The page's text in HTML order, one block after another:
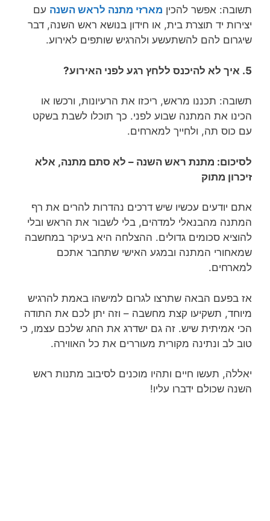
תשובה: אפשר להכין מארזי מתנה לראש השנה עם
יצירות יד תוצרת בית, או חידון בנושא ראש השנה, דבר
שיגרום להם להשתעשע ולהרגיש שותפים לאירוע.
5. איך לא להיכנס ללחץ רגע לפני האירוע?
תשובה: תכננו מראש, ריכזו את הרעיונות, ורכשו או
הכינו את המתנה שבוע לפני. כך תוכלו לשבת בשקט
עם כוס תה, ולחייך למארחים.
לסיכום: מתנת ראש השנה – לא סתם מתנה, אלא
זיכרון מתוק
אתם יודעים עכשיו שיש דרכים נהדרות להרים את רף
המתנה מהבנאלי למדהים, בלי לשבור את הראש ובלי
להוציא סכומים גדולים. ההצלחה היא בעיקר במחשבה
שמאחורי המתנה ובמגע האישי שתחבר אתכם
למארחים.
אז בפעם הבאה שתרצו לגרום למישהו באמת להרגיש
מיוחד, תשקיעו קצת מחשבה – וזה יתן לכם את התודה
הכי אמיתית שיש. זה גם ישדרג את החג שלכם עצמו, כי
טוב לב ונתינה מקורית מעוררים את כל האווירה.
יאללה, תעשו חיים ותהיו מוכנים לסיבוב מתנות ראש
השנה שכולם ידברו עליו!